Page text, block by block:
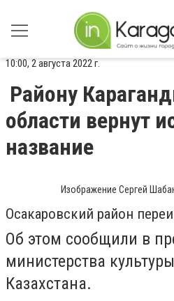
10:00, 2 августа 2022 г.
Району
области вернут
название
Изображение Сергей
Осакаровский район
Об этом сообщили в
министерства
Казахстана.